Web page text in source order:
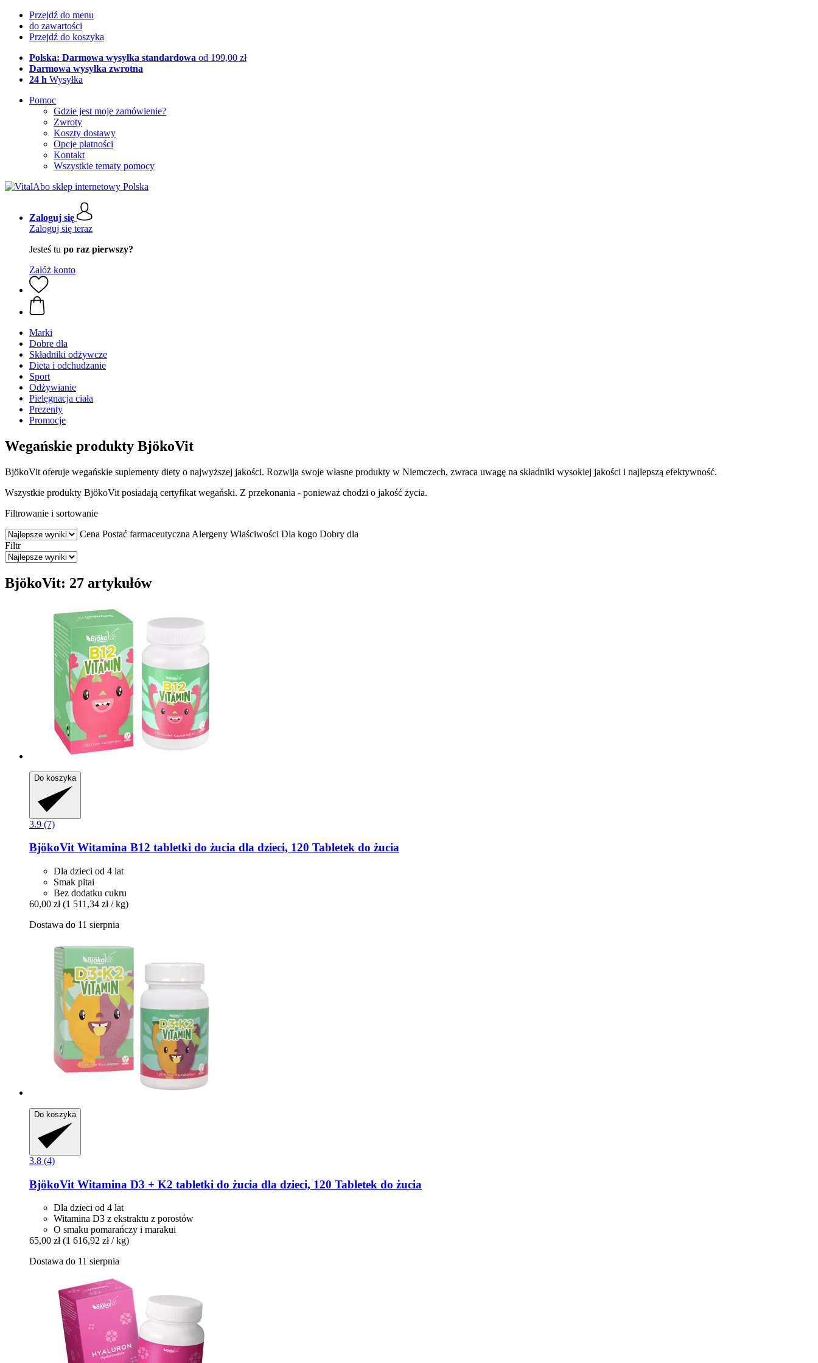
Przejdź do menu
do zawartości
Przejdź do koszyka
Polska: Darmowa wysyłka standardowa od 199,00 zł
Darmowa wysyłka zwrotna
24 h Wysyłka
Pomoc
Gdzie jest moje zamówienie?
Zwroty
Koszty dostawy
Opcje płatności
Kontakt
Wszystkie tematy pomocy
Zaloguj się
Zaloguj się teraz
Jesteś tu po raz pierwszy?
Załóż konto
Marki
Dobre dla
Składniki odżywcze
Dieta i odchudzanie
Sport
Odżywianie
Pielęgnacja ciała
Prezenty
Promocje
Wegańskie produkty BjökoVit
BjökoVit oferuje wegańskie suplementy diety o najwyższej jakości. Rozwija swoje własne produkty w Niemczech, zwraca uwagę na składniki wysokiej jakości i najlepszą efektywność.
Wszystkie produkty BjökoVit posiadają certyfikat wegański. Z przekonania - ponieważ chodzi o jakość życia.
Filtrowanie i sortowanie
Cena Postać farmaceutyczna Alergeny Właściwości Dla kogo Dobry dla
Filtr
BjökoVit: 27 artykułów
Do koszyka
3.9 (7)
BjökoVitWitamina B12 tabletki do żucia dla dzieci, 120 Tabletek do żucia
Dla dzieci od 4 lat
Smak pitai
Bez dodatku cukru
60,00 zł (1 511,34 zł / kg)
Dostawa do 11 sierpnia
Do koszyka
3.8 (4)
BjökoVit Witamina D3 + K2 tabletki do żucia dla dzieci, 120 Tabletek do żucia
Dla dzieci od 4 lat
Witamina D3 z ekstraktu z porostów
O smaku pomarańczy i marakui
65,00 zł (1 616,92 zł / kg)
Dostawa do 11 sierpnia